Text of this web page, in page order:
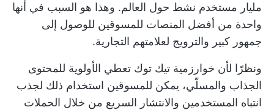
مليار مستخدم نشط حول العالم. وهذا هو السبب في أنها
واحدة من أفضل المنصات للمسوقين للوصول إلى
جمهور كبير والترويج لعلامتهم التجارية.
ونظرًا لأن خوارزمية تيك توك تعطي الأولوية للمحتوى
الجذاب والمسلّي، يمكن للمسوقين استخدام ذلك لجذب
انتباه المستخدمين والانتشار السريع من خلال الحملات